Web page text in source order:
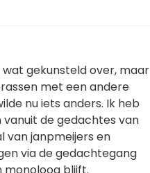
gekunsteld over, maar
met een andere
nu iets anders. Ik heb
de gedachtes van
van janpmeijers en
via de gedachtegang